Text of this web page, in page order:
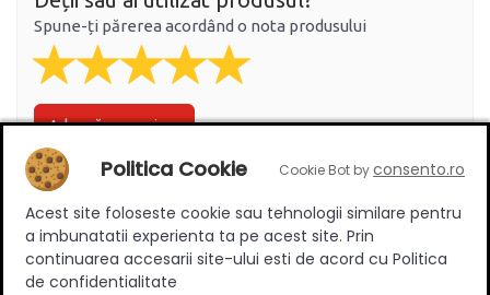
Spune-ți părerea acordând o nota produsului
Adaugă un review
Ratingul general al produsului
Politica Cookie Cookie Bot byconsento.ro
Acest site foloseste cookie sau tehnologii similare pentru
a imbunatatii experienta ta pe acest site. Prin
continuarea accesarii site-ului esti de acord cu Politica
de confidentialitate